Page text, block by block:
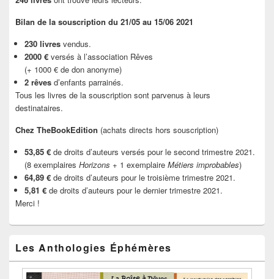
Bilan de la souscription du 21/05 au 15/06 2021
230 livres vendus.
2000 € versés à l’association Rêves
(+ 1000 € de don anonyme)
2 rêves d’enfants parrainés.
Tous les livres de la souscription sont parvenus à leurs
destinataires.
Chez TheBookEdition (achats directs hors souscription)
53,85 € de droits d’auteurs versés pour le second trimestre 2021.
(8 exemplaires Horizons + 1 exemplaire Métiers improbables)
64,89 € de droits d’auteurs pour le troisième trimestre 2021.
5,81 € de droits d’auteurs pour le dernier trimestre 2021.
Merci !
Les Anthologies Éphémères